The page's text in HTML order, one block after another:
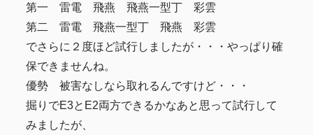
第一 雷電 飛燕 飛燕一型丁 彩雲
第二 雷電 飛燕一型丁 飛燕 彩雲
でさらに２度ほど試行しましたが・・・やっぱり確
保できませんね。
優勢 被害なしなら取れるんですけど・・・
掘りでE3とE2両方できるかなあと思って試行して
みましたが、